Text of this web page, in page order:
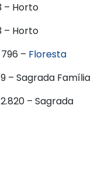
– Horto
– Horto
– Floresta
– Sagrada Família
– Sagrada